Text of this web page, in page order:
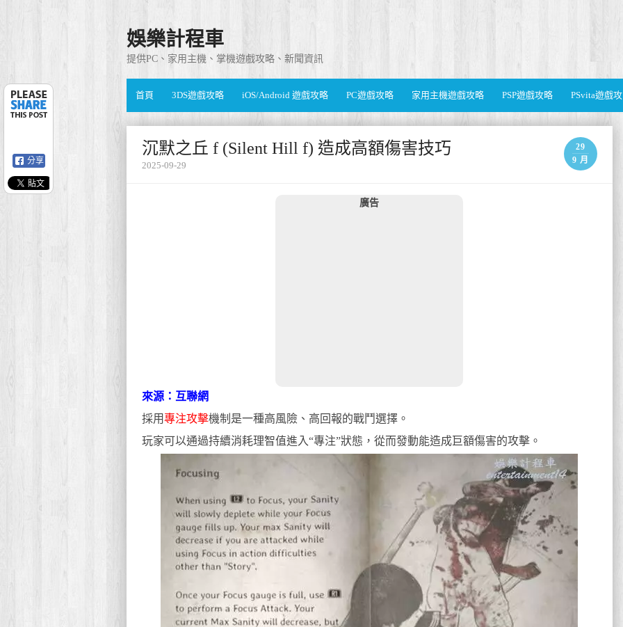
娛樂計程車
提供PC、家用主機、掌機遊戲攻略、新聞資訊
首頁 3DS遊戲攻略 iOS/Android 遊戲攻略 PC遊戲攻略 家用主機遊戲攻略 PSP遊戲攻略 PSvita遊戲
沉默之丘 f (Silent Hill f) 造成高額傷害技巧
29
9 月
2025-09-29
廣告
來源：互聯網
採用專注攻擊機制是一種高風險、高回報的戰鬥選擇。
玩家可以通過持續消耗理智值進入“專注”狀態，從而發動能造成巨額傷害的攻擊。
分享